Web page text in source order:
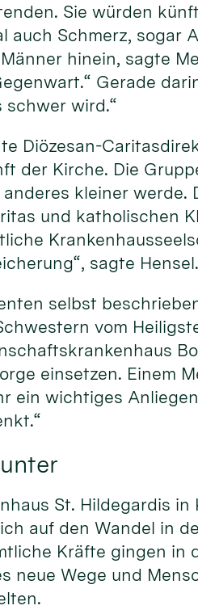
Sie würden
Schmerz, sogar
hinein, sagte
Gerade
schwer wird.“
Diözesan-
der Kirche. Die
kleiner werde.
und katholischen
sagte Hensel.
selbst
vom
einsetzen. Einem
ein wichtiges
St. Hildegardis
auf den Wandel in
Kräfte gingen in
neue Wege und